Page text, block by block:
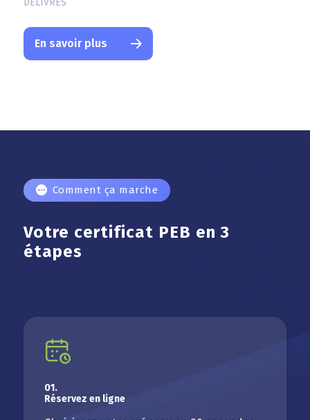
DÉLIVRÉS
En savoir plus
Comment ça marche
Votre certificat PEB en 3
étapes
01.
Réservez en ligne